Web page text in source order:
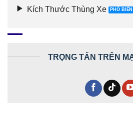
Kích Thước Thùng Xe
TRỌNG TẤN TRÊN